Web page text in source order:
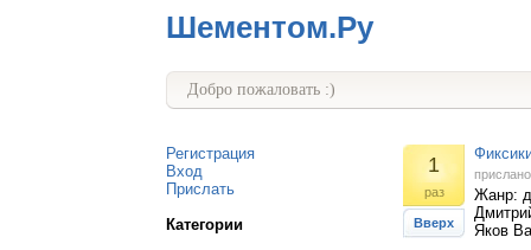
Шементом.Ру
Добро пожаловать :)
Регистрация
Вход
Прислать
Категории
1
раз
Вверх
Жанр:
Яков